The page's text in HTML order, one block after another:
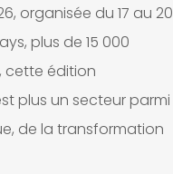
organisée du 17 au 20
plus de 15 000
cette édition
plus un secteur parmi
de la transformation